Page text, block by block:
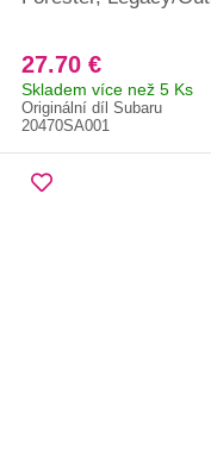
27.70 €
Skladem více než 5 Ks
Originální díl Subaru
20470SA001